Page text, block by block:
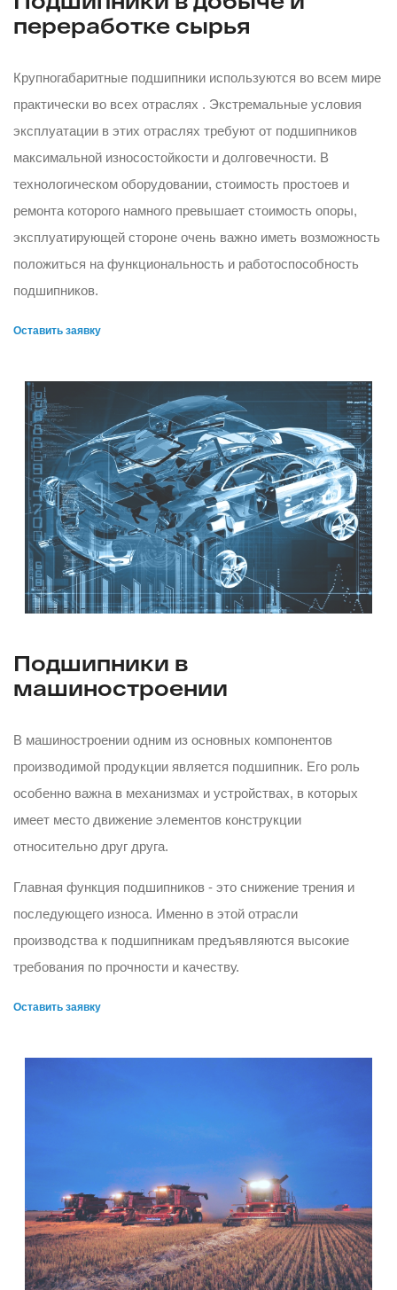
переработке сырья
Крупногабаритные подшипники используются во всем мире
практически во всех отраслях . Экстремальные условия
эксплуатации в этих отраслях требуют от подшипников
максимальной износостойкости и долговечности. В
технологическом оборудовании, стоимость простоев и
ремонта которого намного превышает стоимость опоры,
эксплуатирующей стороне очень важно иметь возможность
положиться на функциональность и работоспособность
подшипников.
Оставить заявку
Подшипники в
машиностроении
В машиностроении одним из основных компонентов
производимой продукции является подшипник. Его роль
особенно важна в механизмах и устройствах, в которых
имеет место движение элементов конструкции
относительно друг друга.
Главная функция подшипников - это снижение трения и
последующего износа. Именно в этой отрасли
производства к подшипникам предъявляются высокие
требования по прочности и качеству.
Оставить заявку